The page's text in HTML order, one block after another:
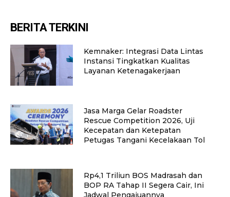
BERITA TERKINI
Kemnaker: Integrasi Data Lintas
Instansi Tingkatkan Kualitas
Layanan Ketenagakerjaan
Jasa Marga Gelar Roadster
Rescue Competition 2026, Uji
Kecepatan dan Ketepatan
Petugas Tangani Kecelakaan Tol
Rp4,1 Triliun BOS Madrasah dan
BOP RA Tahap II Segera Cair, Ini
Jadwal Pengajuannya